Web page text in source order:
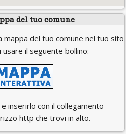
del tuo comune
del tuo comune nel tuo sito
il seguente bollino:
inserirlo con il collegamento
http che trovi in alto.